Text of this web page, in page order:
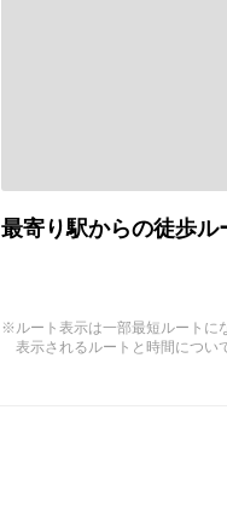
最寄り駅からの徒歩ル
※ルート表示は一部最短ルートに
表示されるルートと時間につい